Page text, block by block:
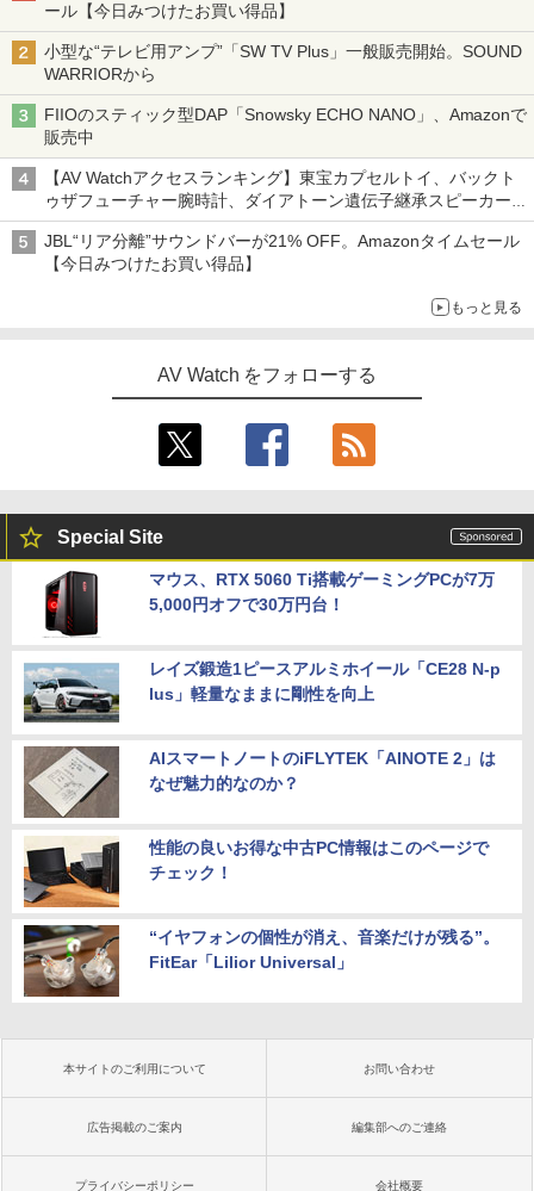
ール【今日みつけたお買い得品】
小型な“テレビ用アンプ”「SW TV Plus」一般販売開始。SOUND
WARRIORから
FIIOのスティック型DAP「Snowsky ECHO NANO」、Amazonで
販売中
【AV Watchアクセスランキング】東宝カプセルトイ、バックト
ゥザフューチャー腕時計、ダイアトーン遺伝子継承スピーカー
('26年8月3日～9日)
JBL“リア分離”サウンドバーが21% OFF。Amazonタイムセール
【今日みつけたお買い得品】
もっと見る
AV Watch をフォローする
Special Site
マウス、RTX 5060 Ti搭載ゲーミングPCが7万
5,000円オフで30万円台！
レイズ鍛造1ピースアルミホイール「CE28 N-p
lus」軽量なままに剛性を向上
AIスマートノートのiFLYTEK「AINOTE 2」は
なぜ魅力的なのか？
性能の良いお得な中古PC情報はこのページで
チェック！
“イヤフォンの個性が消え、音楽だけが残る”。
FitEar「Lilior Universal」
本サイトのご利用について お問い合わせ
広告掲載のご案内 編集部へのご連絡
プライバシーポリシー 会社概要